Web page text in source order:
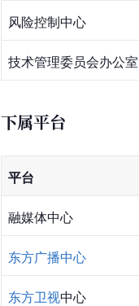
风险控制中心
技术管理委员会办公室
下属平台
平台
融媒体中心
东方广播中心
东方卫视中心